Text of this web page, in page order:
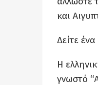
και
Δείτε
Η
γνωστό